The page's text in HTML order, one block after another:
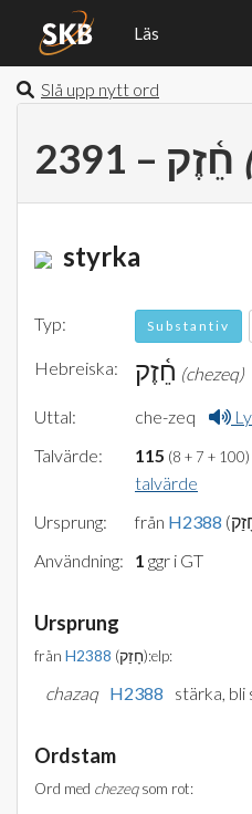
Läs
Slå upp nytt ord
styrka
Typ: Substantiv
Hebreiska: חֵ֫זֶק (chezeq)
Uttal: che-zeq
Talvärde:
115 (8 + 7 + 100)
talvärde
Ursprung:
från H2388
Användning:
1 ggr i GT
Ursprung
från H2388 (חָזַק):elp:
chazaq H2388 stärka, bli
Ordstam
Ord med chezeqsom rot: